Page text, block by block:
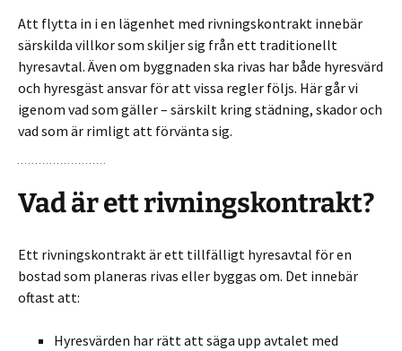
Att flytta in i en lägenhet med rivningskontrakt innebär
särskilda villkor som skiljer sig från ett traditionellt
hyresavtal. Även om byggnaden ska rivas har både hyresvärd
och hyresgäst ansvar för att vissa regler följs. Här går vi
igenom vad som gäller – särskilt kring städning, skador och
vad som är rimligt att förvänta sig.
Vad är ett rivningskontrakt?
Ett rivningskontrakt är ett tillfälligt hyresavtal för en
bostad som planeras rivas eller byggas om. Det innebär
oftast att:
Hyresvärden har rätt att säga upp avtalet med